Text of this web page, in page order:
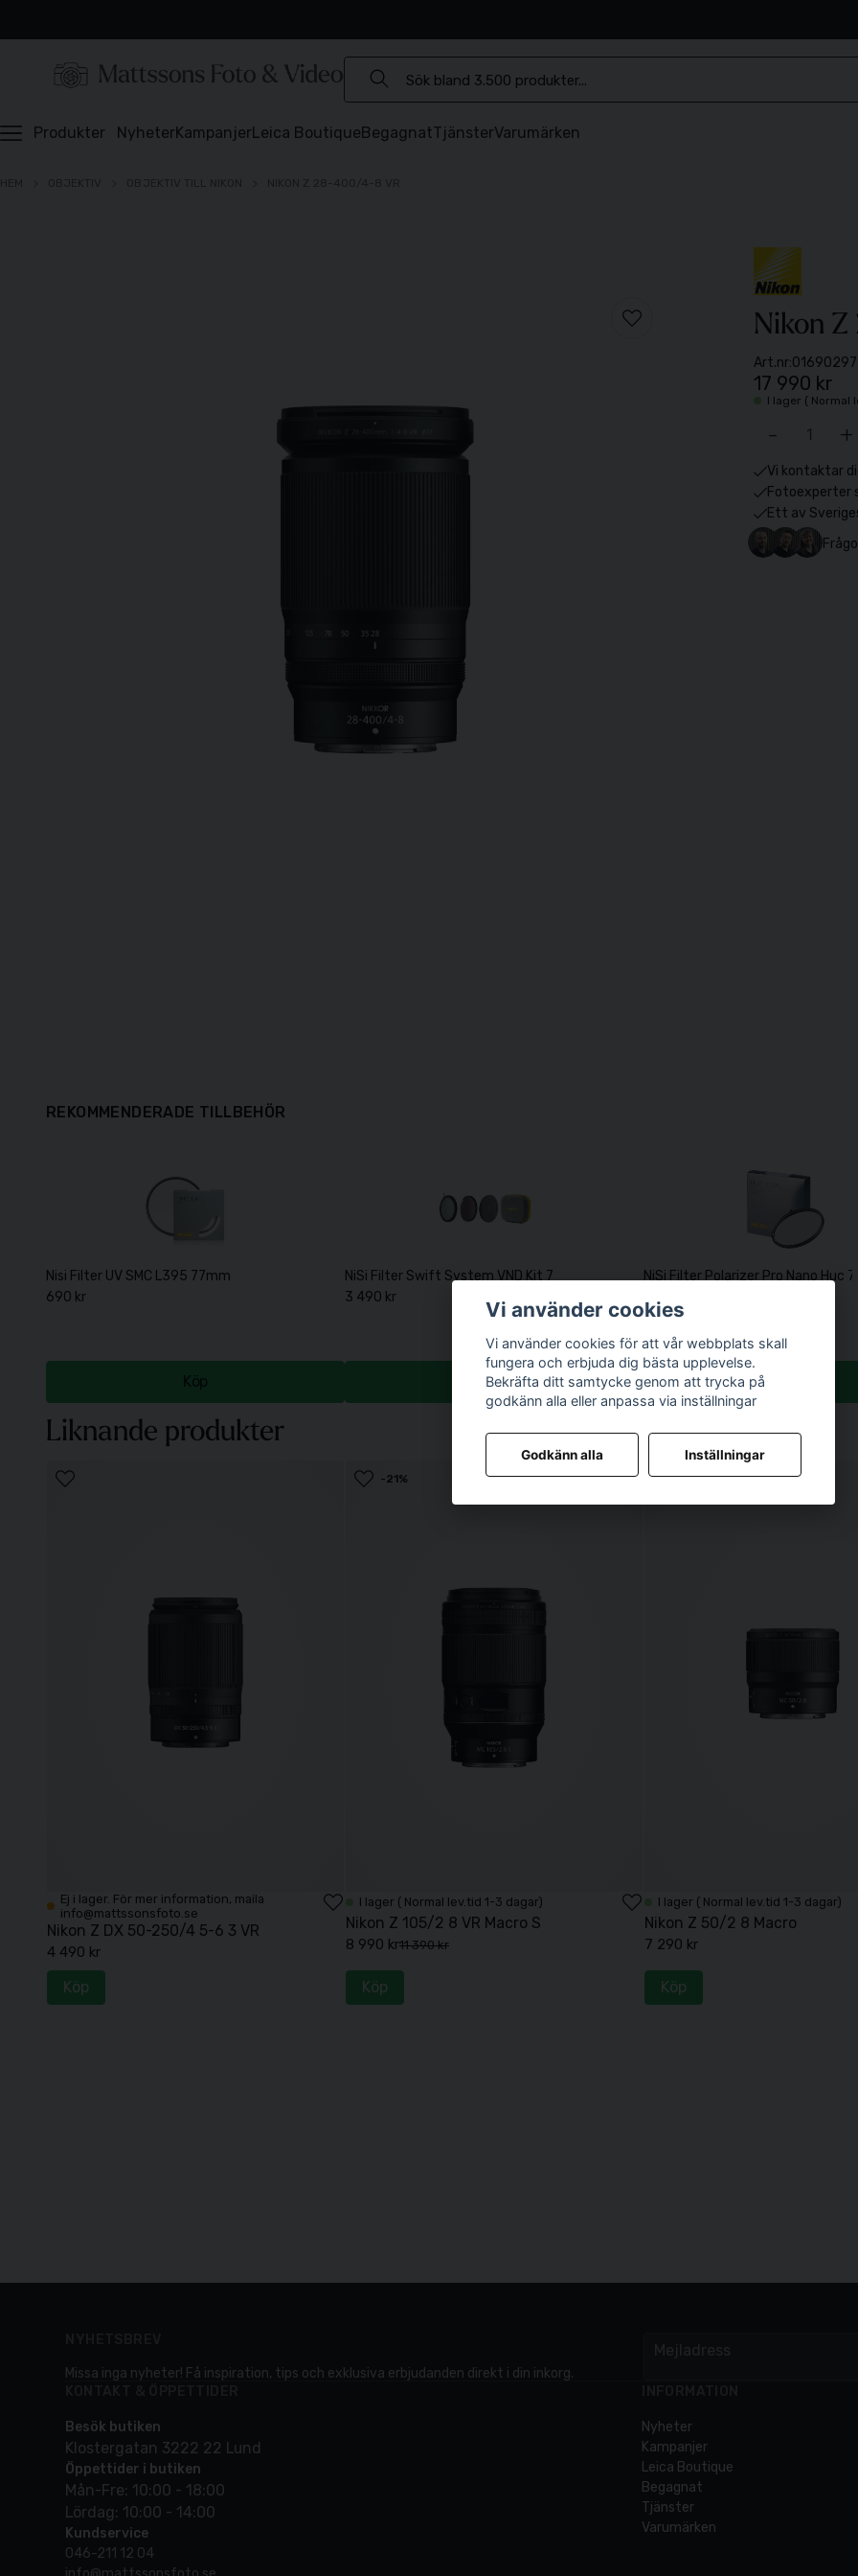
Produkter NyheterKampanjerLeica BoutiqueBegagnatTjänsterVarumärken
Nikon
Art.nr:
17 990 kr
I lager ( Normal
- +
Vi kontaktar
Fotoexperter
Ett av
Liknande produkter
Ej i lager. För mer information, maila
info@mattssonsfoto.se
Nikon Z DX 50-250/4 5-6 3 VR
4 490 kr
Köp
I lager ( Normal lev.tid 1-3 dagar)
Nikon Z 105/2 8 VR Macro S
11 390 kr
8 990 kr
Köp
-21%
I lager ( Normal lev.tid 1-3 dagar)
Nikon Z 50/2 8 Macro
7 290 kr
Köp
REKOMMENDERADE TILLBEHÖR
Nisi Filter UV SMC L395 77mm
690 kr
Köp
NiSi Filter Swift System VND Kit 77mm
3 490 kr
Köp
NiSi Filter Polarizer Pro Nano Huc
Missa inga nyheter! Få inspiration, tips och exklusiva erbjudanden direkt i din inkorg.
Besök butiken
Klostergatan 3222 22 Lund
Öppettider i butiken
Mån-Fre: 10:00 - 18:00
Lördag: 10:00 - 14:00
Kundservice
046-211 12 04
Nyheter
Kampanjer
Leica Boutique
Begagnat
Tjänster
Varumärken
Vi använder cookies
Vi använder cookies för att vår webbplats skall
fungera och erbjuda dig bästa upplevelse.
Bekräfta ditt samtycke genom att trycka på
godkänn alla eller anpassa via inställningar
Godkänn alla Inställningar